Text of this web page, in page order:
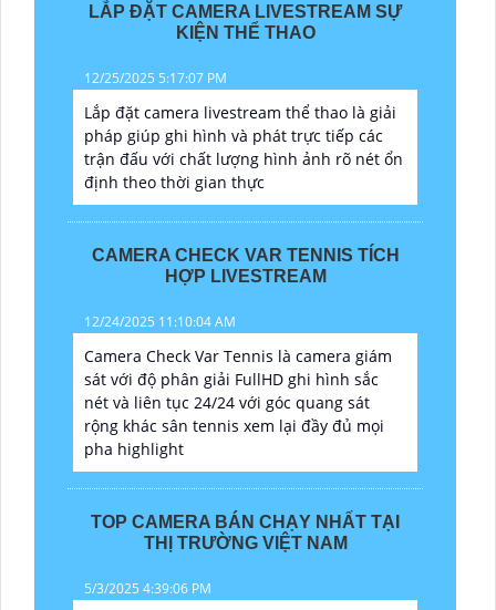
LẮP ĐẶT CAMERA LIVESTREAM SỰ
KIỆN THỂ THAO
12/25/2025 5:17:07 PM
Lắp đặt camera livestream thể thao là giải
pháp giúp ghi hình và phát trực tiếp các
trận đấu với chất lượng hình ảnh rõ nét ổn
định theo thời gian thực
CAMERA CHECK VAR TENNIS TÍCH
HỢP LIVESTREAM
12/24/2025 11:10:04 AM
Camera Check Var Tennis là camera giám
sát với độ phân giải FullHD ghi hình sắc
nét và liên tục 24/24 với góc quang sát
rộng khác sân tennis xem lại đầy đủ mọi
pha highlight
TOP CAMERA BÁN CHẠY NHẤT TẠI
THỊ TRƯỜNG VIỆT NAM
5/3/2025 4:39:06 PM